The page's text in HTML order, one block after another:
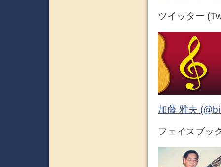
ツイッター
加藤 雅夫
フェイスブッ